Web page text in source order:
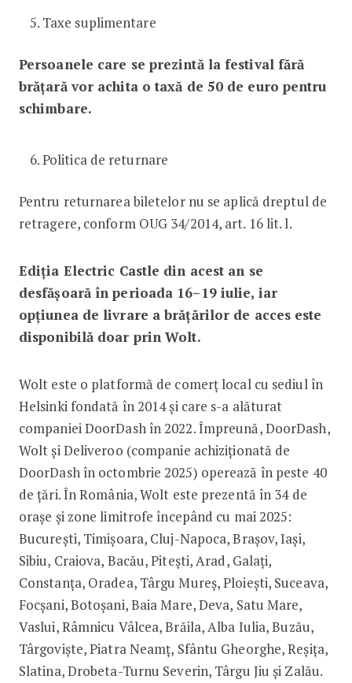
Taxe suplimentare
Persoanele care se prezintă la festival fără
brățară vor achita o taxă de 50 de euro pentru
schimbare.
Politica de returnare
Pentru returnarea biletelor nu se aplică dreptul de
retragere, conform OUG 34/2014, art. 16 lit. l.
Ediția Electric Castle din acest an se
desfășoară în perioada 16–19 iulie, iar
opțiunea de livrare a brățărilor de acces este
disponibilă doar prin Wolt.
Wolt este o platformă de comerț local cu sediul în
Helsinki fondată în 2014 și care s-a alăturat
companiei DoorDash în 2022. Împreună, DoorDash,
Wolt și Deliveroo (companie achiziționată de
DoorDash în octombrie 2025) operează în peste 40
de țări. În România, Wolt este prezentă în 34 de
orașe și zone limitrofe începând cu mai 2025:
București, Timișoara, Cluj-Napoca, Brașov, Iași,
Sibiu, Craiova, Bacău, Pitești, Arad, Galați,
Constanța, Oradea, Târgu Mureș, Ploiești, Suceava,
Focșani, Botoșani, Baia Mare, Deva, Satu Mare,
Vaslui, Râmnicu Vâlcea, Brăila, Alba Iulia, Buzău,
Târgoviște, Piatra Neamț, Sfântu Gheorghe, Reșița,
Slatina, Drobeta-Turnu Severin, Târgu Jiu și Zalău.